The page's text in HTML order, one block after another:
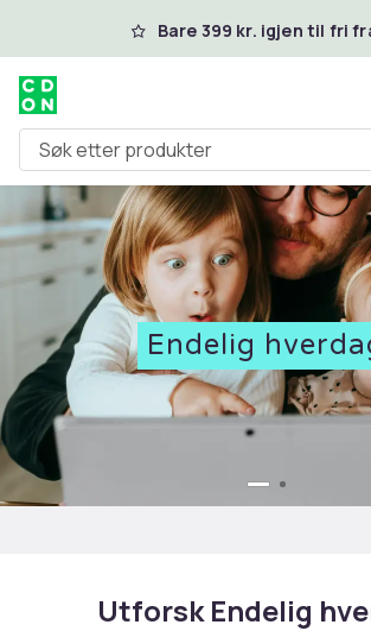
Hopp til hovedinnholdBare 399 kr. igjen til fri
Søk etter produkter
Endelig
Utforsk Endelig